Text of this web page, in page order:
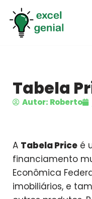
Pular
para
Tabela
Autor: Roberto
A Tabela Price é
financiamento
Econômica
imobiliários, e